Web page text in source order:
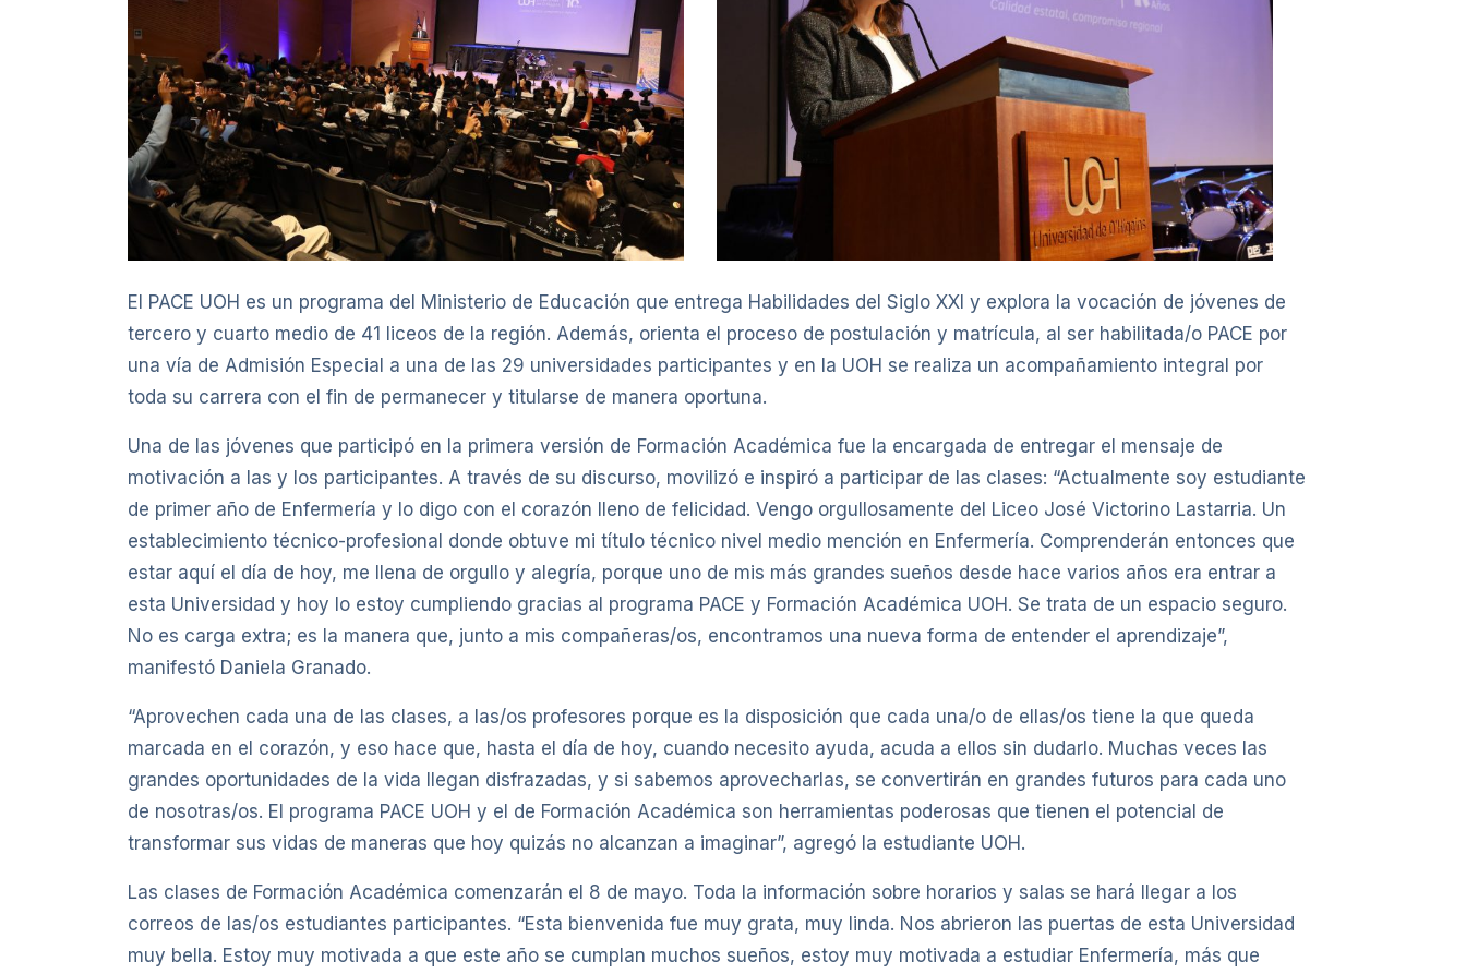
El PACE UOH es un programa del Ministerio de Educación que entrega Habilidades del Siglo XXI y explora la vocación de jóvenes de
tercero y cuarto medio de 41 liceos de la región. Además, orienta el proceso de postulación y matrícula, al ser habilitada/o PACE por
una vía de Admisión Especial a una de las 29 universidades participantes y en la UOH se realiza un acompañamiento integral por
toda su carrera con el fin de permanecer y titularse de manera oportuna.
Una de las jóvenes que participó en la primera versión de Formación Académica fue la encargada de entregar el mensaje de
motivación a las y los participantes. A través de su discurso, movilizó e inspiró a participar de las clases: “Actualmente soy estudiante
de primer año de Enfermería y lo digo con el corazón lleno de felicidad. Vengo orgullosamente del Liceo José Victorino Lastarria. Un
establecimiento técnico-profesional donde obtuve mi título técnico nivel medio mención en Enfermería. Comprenderán entonces que
estar aquí el día de hoy, me llena de orgullo y alegría, porque uno de mis más grandes sueños desde hace varios años era entrar a
esta Universidad y hoy lo estoy cumpliendo gracias al programa PACE y Formación Académica UOH. Se trata de un espacio seguro.
No es carga extra; es la manera que, junto a mis compañeras/os, encontramos una nueva forma de entender el aprendizaje”,
manifestó Daniela Granado.
“Aprovechen cada una de las clases, a las/os profesores porque es la disposición que cada una/o de ellas/os tiene la que queda
marcada en el corazón, y eso hace que, hasta el día de hoy, cuando necesito ayuda, acuda a ellos sin dudarlo. Muchas veces las
grandes oportunidades de la vida llegan disfrazadas, y si sabemos aprovecharlas, se convertirán en grandes futuros para cada uno
de nosotras/os. El programa PACE UOH y el de Formación Académica son herramientas poderosas que tienen el potencial de
transformar sus vidas de maneras que hoy quizás no alcanzan a imaginar”, agregó la estudiante UOH.
Las clases de Formación Académica comenzarán el 8 de mayo. Toda la información sobre horarios y salas se hará llegar a los
correos de las/os estudiantes participantes. “Esta bienvenida fue muy grata, muy linda. Nos abrieron las puertas de esta Universidad
muy bella. Estoy muy motivada a que este año se cumplan muchos sueños, estoy muy motivada a estudiar Enfermería, más que